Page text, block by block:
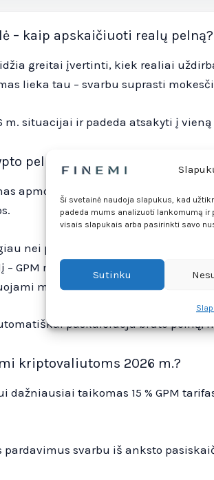
Ši svetainė naudoja slapukus, kad
padeda mums analizuoti lankomumą ir
visais slapukais arba pasirinkti savo
Sutinku
– kaip apskaičiuoti realų pelną?
greitai įvertinti, kiek realiai
lieka tau – svarbu suprasti
situacijai ir padeda atsakyti į
pelnas Lietuvoje?
apmokestinamas
nei pirkai – susidaro
GPM nemokamas
metinėje GPM deklaracijoje
paskaičiuoja bruto pelną,
kriptovaliutoms 2026 m.?
dažniausiai taikomas 15 % GPM
pardavimus svarbu iš anksto